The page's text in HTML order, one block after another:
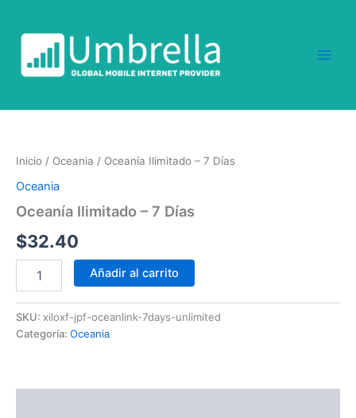
contenido
Inicio / Oceania / Oceanía Ilimitado – 7 Días
Oceania
Oceanía Ilimitado – 7 Días
$32.40
7
Días
Añadir al carrito
SKU: xiloxf-jpf-oceanlink-7days-unlimited
Categoría: Oceania